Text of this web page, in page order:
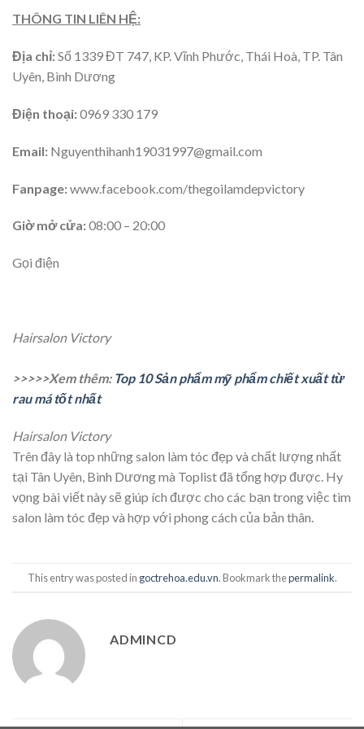
THÔNG TIN LIÊN HỆ:
Địa chỉ:Số 1339 ĐT 747, KP. Vĩnh Phước, Thái Hoà, TP. Tân
Uyên, Bình Dương
Điện thoại:0969 330 179
Email: Nguyenthihanh19031997@gmail.com
Fanpage:www.facebook.com/thegoilamdepvictory
Giờ mở cửa:08:00 – 20:00
Gọi điện
Hairsalon Victory
>>>>>Xem thêm: Top 10 Sản phẩm mỹ phẩm chiết xuất từ
rau má tốt nhất
Hairsalon Victory
Trên đây là top những salon làm tóc đẹp và chất lượng nhất
tại Tân Uyên, Bình Dương mà Toplist đã tổng hợp được. Hy
vọng bài viết này sẽ giúp ích được cho các bạn trong việc tìm
salon làm tóc đẹp và hợp với phong cách của bản thân.
This entry was posted in goctrehoa.edu.vn. Bookmark thepermalink.
ADMINCD